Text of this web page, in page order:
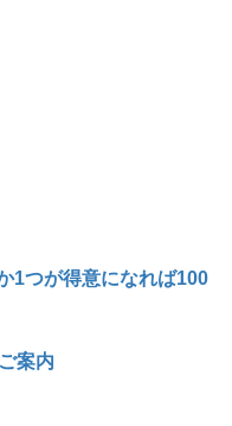
1つが得意になれば100
案内